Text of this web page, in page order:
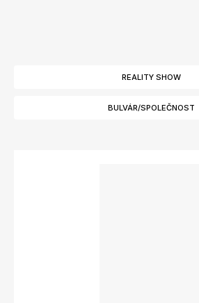
REALITY SHOW
BULVÁR/SPOLEČNOST